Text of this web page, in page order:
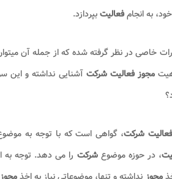
به انجامفعالیتبپردازد.
خاصی در نظر گرفته شده که از جمله آن
مجوز فعالیت شرکتآشنایی نداشته و این
شرکت، گواهی است که با توجه به
، در حوزه موضوعشرکت را می دهد. توجه به